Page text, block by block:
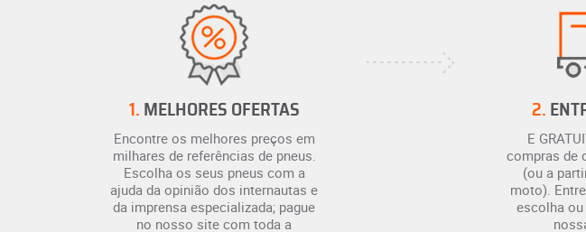
1. MELHORES OFERTAS
Encontre os melhores preços em
milhares de referências de pneus.
Escolha os seus pneus com a
ajuda da opinião dos internautas e
da imprensa especializada; pague
no nosso site com toda a
2.
E
compras de
(ou a
moto).
escolha